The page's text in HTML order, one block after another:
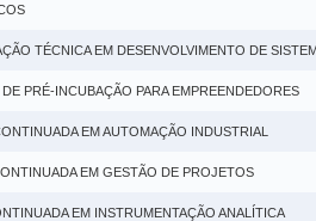
TÉCNICA EM DESENVOLVIMENTO DE
PRÉ-INCUBAÇÃO PARA EMPREENDEDORES
EM AUTOMAÇÃO INDUSTRIAL
EM GESTÃO DE PROJETOS
EM INSTRUMENTAÇÃO ANALÍTICA